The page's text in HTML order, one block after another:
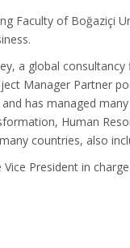
Faculty of Boğaziçi
a global consultancy
Manager Partner
has managed
Human
countries, also
Vice President in